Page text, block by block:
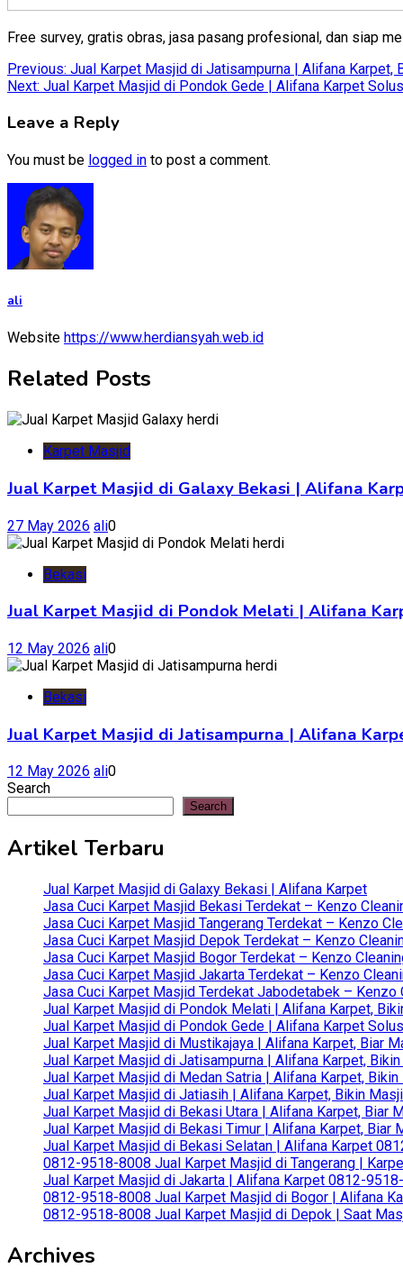
Free survey, gratis obras, jasa pasang profesional, dan siap
Post
navigation
Previous: Jual Karpet Masjid di Jatisampurna | Alifana Karpet,
Next: Jual Karpet Masjid di Pondok Gede | Alifana Karpet
Leave a Reply
You must be logged in to post a comment.
ali
Website https://www.herdiansyah.web.id
Related Posts
Karpet Masjid
Jual Karpet Masjid di Galaxy Bekasi | Alifana
27 May 2026 ali0
Bekasi
Jual Karpet Masjid di Pondok Melati | Alifana
12 May 2026 ali0
Bekasi
Jual Karpet Masjid di Jatisampurna | Alifana
12 May 2026 ali0
Search
Search
Artikel Terbaru
Jual Karpet Masjid di Galaxy Bekasi | Alifana Karpet
Jasa Cuci Karpet Masjid Bekasi Terdekat – Kenzo
Jasa Cuci Karpet Masjid Tangerang Terdekat – Kenzo
Jasa Cuci Karpet Masjid Depok Terdekat – Kenzo
Jasa Cuci Karpet Masjid Bogor Terdekat – Kenzo
Jasa Cuci Karpet Masjid Jakarta Terdekat – Kenzo
Jasa Cuci Karpet Masjid Terdekat Jabodetabek –
Jual Karpet Masjid di Pondok Melati | Alifana Karpet,
Jual Karpet Masjid di Pondok Gede | Alifana Karpet
Jual Karpet Masjid di Mustikajaya | Alifana Karpet, Biar
Jual Karpet Masjid di Jatisampurna | Alifana Karpet,
Jual Karpet Masjid di Medan Satria | Alifana Karpet,
Jual Karpet Masjid di Jatiasih | Alifana Karpet, Bikin
Jual Karpet Masjid di Bekasi Utara | Alifana Karpet, Biar
Jual Karpet Masjid di Bekasi Timur | Alifana Karpet, Biar
Jual Karpet Masjid di Bekasi Selatan | Alifana Karpet
0812-9518-8008 Jual Karpet Masjid di Tangerang |
Jual Karpet Masjid di Jakarta | Alifana Karpet 0812-
0812-9518-8008 Jual Karpet Masjid di Bogor | Alifana
0812-9518-8008 Jual Karpet Masjid di Depok | Saat
Archives